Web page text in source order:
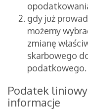
gdy już
możemy
zmianę
skarbowego
podatkowego.
Podatek
informacje